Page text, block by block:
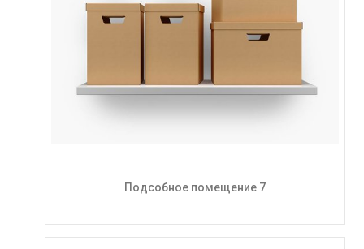
Подсобное помещение 7